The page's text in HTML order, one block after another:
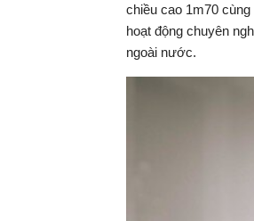
chiều cao 1m70
hoạt động chuyên
ngoài nước.